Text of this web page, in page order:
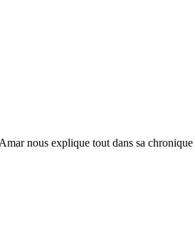
nous explique tout dans sa chronique